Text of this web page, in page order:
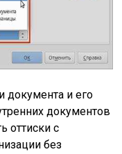
документа и его
документов
оттиски с
без